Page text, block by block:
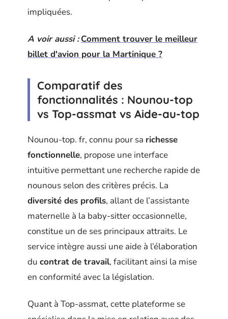
impliquées.
A voir aussi : Comment trouver le meilleur
billet d'avion pour la Martinique ?
Comparatif des
fonctionnalités : Nounou-top
vs Top-assmat vs Aide-au-top
Nounou-top. fr, connu pour sa richesse
fonctionnelle, propose une interface
intuitive permettant une recherche rapide de
nounous selon des critères précis. La
diversité des profils, allant de l’assistante
maternelle à la baby-sitter occasionnelle,
constitue un de ses principaux attraits. Le
service intègre aussi une aide à l’élaboration
du contrat de travail, facilitant ainsi la mise
en conformité avec la législation.
Quant à Top-assmat, cette plateforme se